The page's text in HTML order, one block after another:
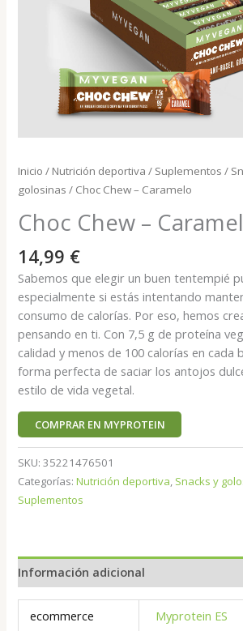
Inicio / Nutrición deportiva / Suplementos /
golosinas / Choc Chew – Caramelo
Choc Chew –
14,99 €
Sabemos que elegir un buen tentempié
especialmente si estás intentando
consumo de calorías. Por eso, hemos
pensando en ti. Con 7,5 g de proteína
calidad y menos de 100 calorías en cada
forma perfecta de saciar los antojos
estilo de vida vegetal.
COMPRAR EN MYPROTEIN
SKU:35221476501
Categorías:Nutrición deportiva, Snacks y
Suplementos
Información adicional
ecommerce Myprotein ES